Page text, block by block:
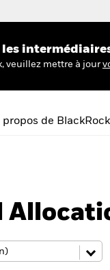
les
veuillez mettre à jour
propos de BlackRock